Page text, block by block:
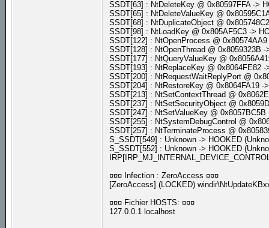
SSDT[63] : NtDeleteKey @ 0x80597FFA ->
SSDT[65] : NtDeleteValueKey @
SSDT[68] : NtDuplicateObject @
SSDT[98] : NtLoadKey @ 0x805AF5C3 ->
SSDT[122] : NtOpenProcess @
SSDT[128] : NtOpenThread @ 0x8059323B
SSDT[177] : NtQueryValueKey @
SSDT[193] : NtReplaceKey @ 0x8064FE82
SSDT[200] : NtRequestWaitReplyPort @
SSDT[204] : NtRestoreKey @ 0x8064FA19 -
SSDT[213] : NtSetContextThread @
SSDT[237] : NtSetSecurityObject @
SSDT[247] : NtSetValueKey @
SSDT[255] : NtSystemDebugControl @
SSDT[257] : NtTerminateProcess @
S_SSDT[549] : Unknown -> HOOKED
S_SSDT[552] : Unknown -> HOOKED
¤¤¤ Infection : ZeroAccess ¤¤¤
[ZeroAccess] (LOCKED)
¤¤¤ Fichier HOSTS: ¤¤¤
127.0.0.1 localhost